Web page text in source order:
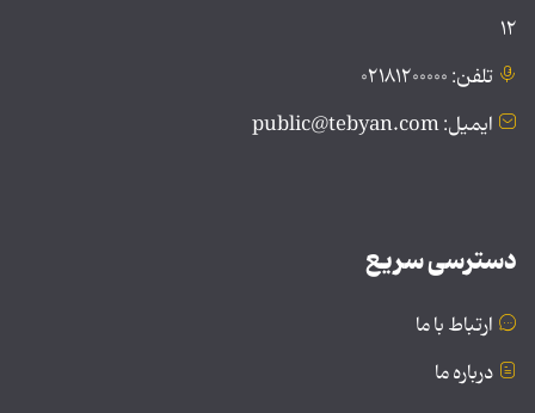
۱۲
تلفن: ۰۲۱۸۱۲۰۰۰۰۰
ایمیل: public@tebyan.com
دسترسی سریع
ارتباط با ما
درباره ما